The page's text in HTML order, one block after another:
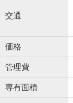
交通
価格
管理費
専有面積